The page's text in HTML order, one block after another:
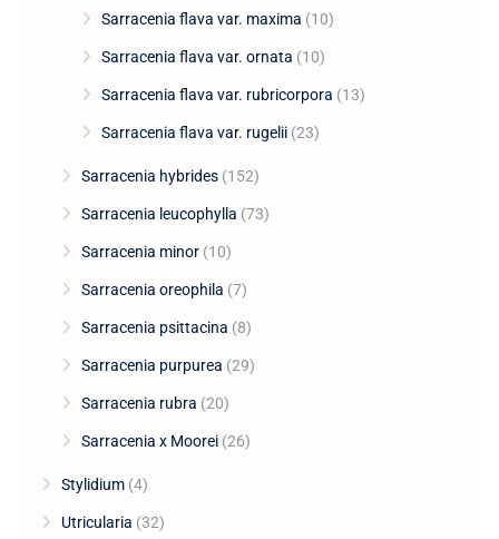
Sarracenia flava var. maxima (10)
Sarracenia flava var. ornata (10)
Sarracenia flava var. rubricorpora (13)
Sarracenia flava var. rugelii (23)
Sarracenia hybrides (152)
Sarracenia leucophylla (73)
Sarracenia minor (10)
Sarracenia oreophila (7)
Sarracenia psittacina (8)
Sarracenia purpurea (29)
Sarracenia rubra (20)
Sarracenia x Moorei (26)
Stylidium (4)
Utricularia (32)